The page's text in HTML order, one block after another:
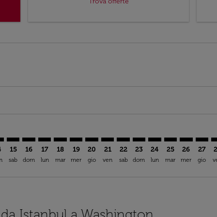
15
sab
16
dom
17
lun
18
mar
19
mer
20
gio
IST–IAD: cmp-view-offers-
21
ven
IST–IAD: cmp-view-offers-
22
sab
IST–IAD: cmp-view-
23
dom
IST–IAD: cmp-
24
lun
IST–IAD:
25
mar
26
mer
27
gio